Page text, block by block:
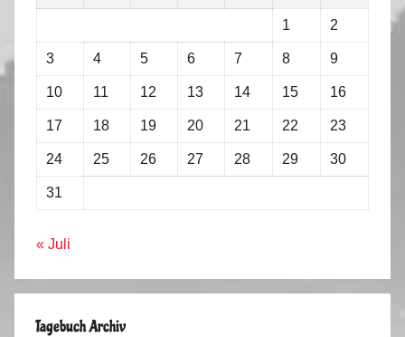
1 2
3 4 5 6 7 8 9
10 11 12 13 14 15 16
17 18 19 20 21 22 23
24 25 26 27 28 29 30
31
« Juli
Tagebuch Archiv